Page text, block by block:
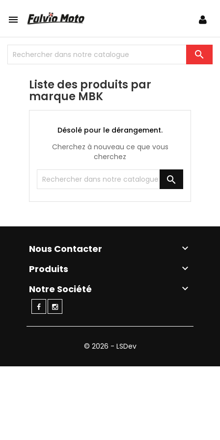


Liste des produits par
marque MBK
Désolé pour le dérangement.
Cherchez à nouveau ce que vous
cherchez

Nous Contacter 
Produits 
Notre Société 
© 2026 - LSDev